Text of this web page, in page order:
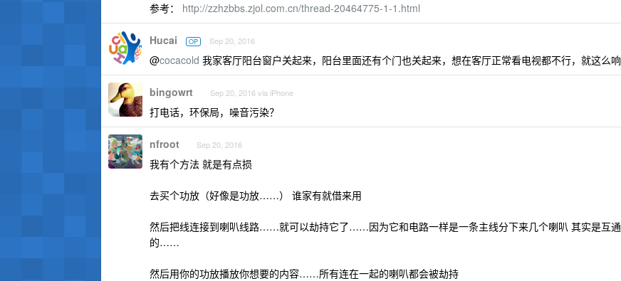
参考： http://zzhzbbs.zjol.com.cn/thread-20464775-1-1.html
Hucai OP Sep 20, 2016
@cocacold 我家客厅阳台窗户关起来，阳台里面还有个门也关起来，想在客厅正常看电视都不行，就这么响
bingowrt Sep 20, 2016 via iPhone
打电话，环保局，噪音污染？
nfroot Sep 20, 2016
我有个方法 就是有点损
去买个功放（好像是功放……） 谁家有就借来用
然后把线连接到喇叭线路……就可以劫持它了……因为它和电路一样是一条主线分下来几个喇叭 其实是互通
的……
然后用你的功放播放你想要的内容……所有连在一起的喇叭都会被劫持